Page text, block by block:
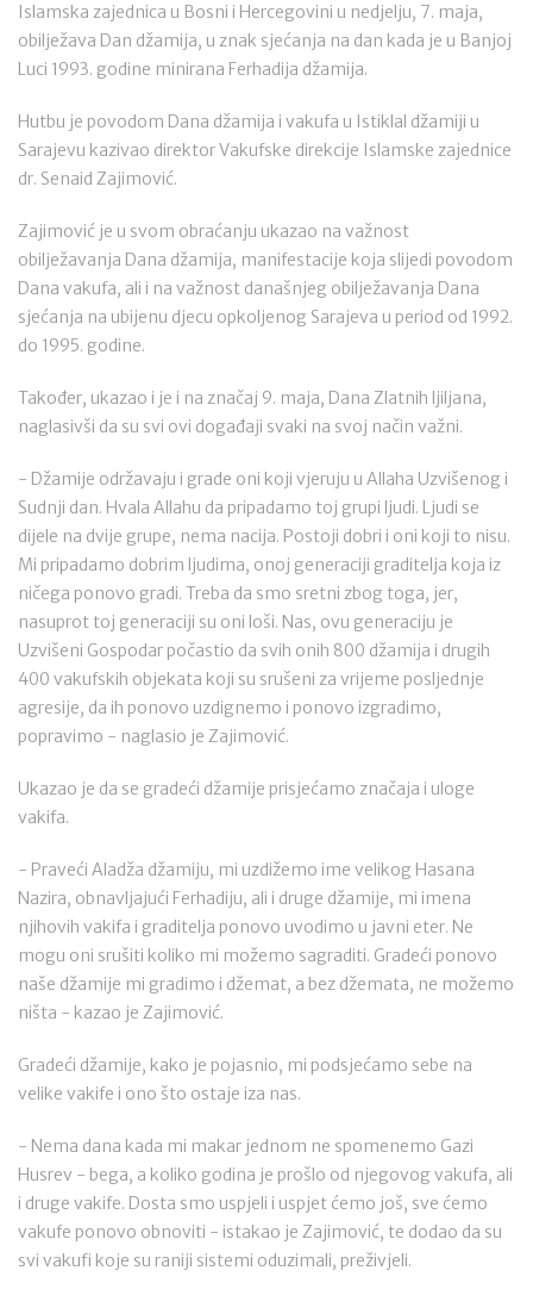
Islamska zajednica u Bosni i Hercegovini u nedjelju, 7. maja,
obilježava Dan džamija, u znak sjećanja na dan kada je u Banjoj
Luci 1993. godine minirana Ferhadija džamija.
Hutbu je povodom Dana džamija i vakufa u Istiklal džamiji u
Sarajevu kazivao direktor Vakufske direkcije Islamske zajednice
dr. Senaid Zajimović.
Zajimović je u svom obraćanju ukazao na važnost
obilježavanja Dana džamija, manifestacije koja slijedi povodom
Dana vakufa, ali i na važnost današnjeg obilježavanja Dana
sjećanja na ubijenu djecu opkoljenog Sarajeva u period od 1992.
do 1995. godine.
Također, ukazao i je i na značaj 9. maja, Dana Zlatnih ljiljana,
naglasivši da su svi ovi događaji svaki na svoj način važni.
- Džamije održavaju i grade oni koji vjeruju u Allaha Uzvišenog i
Sudnji dan. Hvala Allahu da pripadamo toj grupi ljudi. Ljudi se
dijele na dvije grupe, nema nacija. Postoji dobri i oni koji to nisu.
Mi pripadamo dobrim ljudima, onoj generaciji graditelja koja iz
ničega ponovo gradi. Treba da smo sretni zbog toga, jer,
nasuprot toj generaciji su oni loši. Nas, ovu generaciju je
Uzvišeni Gospodar počastio da svih onih 800 džamija i drugih
400 vakufskih objekata koji su srušeni za vrijeme posljednje
agresije, da ih ponovo uzdignemo i ponovo izgradimo,
popravimo - naglasio je Zajimović.
Ukazao je da se gradeći džamije prisjećamo značaja i uloge
vakifa.
- Praveći Aladža džamiju, mi uzdižemo ime velikog Hasana
Nazira, obnavljajući Ferhadiju, ali i druge džamije, mi imena
njihovih vakifa i graditelja ponovo uvodimo u javni eter. Ne
mogu oni srušiti koliko mi možemo sagraditi. Gradeći ponovo
naše džamije mi gradimo i džemat, a bez džemata, ne možemo
ništa - kazao je Zajimović.
Gradeći džamije, kako je pojasnio, mi podsjećamo sebe na
velike vakife i ono što ostaje iza nas.
- Nema dana kada mi makar jednom ne spomenemo Gazi
Husrev - bega, a koliko godina je prošlo od njegovog vakufa, ali
i druge vakife. Dosta smo uspjeli i uspjet ćemo još, sve ćemo
vakufe ponovo obnoviti - istakao je Zajimović, te dodao da su
svi vakufi koje su raniji sistemi oduzimali, preživjeli.